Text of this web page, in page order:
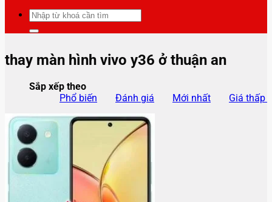
Tìm
kiếm:
thay màn hình vivo y36 ở thuận an
Sắp xếp theo
Phổ biến
Đánh giá Mới nhất Giá thấp